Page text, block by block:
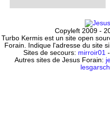
Copyleft 2009 -
Turbo Kermis est un site open
Forain. Indique l'adresse du site
Sites de secours: mirroir01 -
Autres sites de Jesus Forain: